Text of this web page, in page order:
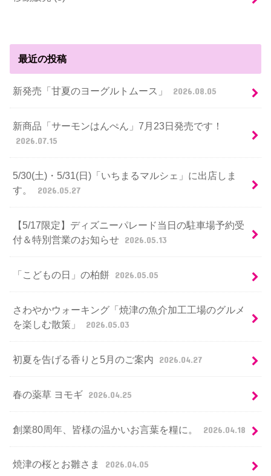
最近の投稿
新発売「甘夏のヨーグルトムース」 2026.08.05
新商品「サーモンはんぺん」7月23日発売です！
2026.07.15
5/30(土)・5/31(日)「いちまるマルシェ」に出店しま
す。
2026.05.27
【5/17限定】ディズニーパレード当日の駐車場予約受
付＆特別営業のお知らせ 2026.05.13
「こどもの日」の柏餅 2026.05.05
さわやかウォーキング「焼津の魚介加工工場のグルメ
を楽しむ散策」
2026.05.03
初夏を告げる香りと5月のご案内 2026.04.27
春の薬草 ヨモギ 2026.04.25
創業80周年、皆様の温かいお言葉を糧に。 2026.04.18
焼津の桜とお雛さま 2026.04.05